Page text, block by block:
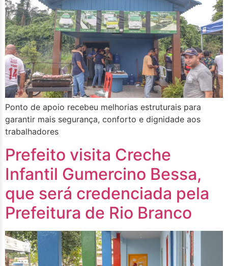
Ponto de apoio recebeu melhorias estruturais para
garantir mais segurança, conforto e dignidade aos
trabalhadores
Prefeito visita Creche
Infantil Gumercino Bessa,
que será credenciada pela
Prefeitura de Rio Branco